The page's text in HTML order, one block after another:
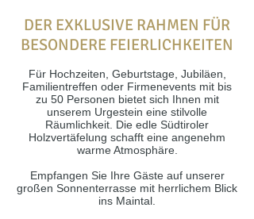
DER EXKLUSIVE RAHMEN FÜR
BESONDERE FEIERLICHKEITEN
Für Hochzeiten, Geburtstage, Jubiläen,
Familientreffen oder Firmenevents mit bis
zu 50 Personen bietet sich Ihnen mit
unserem Urgestein eine stilvolle
Räumlichkeit. Die edle Südtiroler
Holzvertäfelung schafft eine angenehm
warme Atmosphäre.
Empfangen Sie Ihre Gäste auf unserer
großen Sonnenterrasse mit herrlichem Blick
ins Maintal.